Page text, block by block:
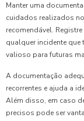
Manter uma
cuidados realizados
recomendável.
qualquer incidente
valioso para futuras
A documentação
recorrentes e ajuda a
Além disso, em caso
precisos pode ser